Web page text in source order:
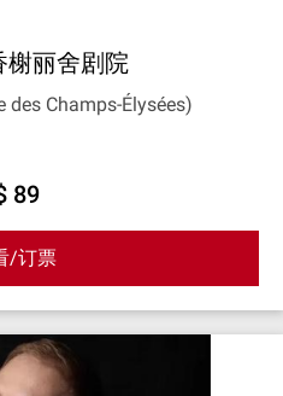
榭丽舍剧院
des Champs-Élysées)
89
/订票